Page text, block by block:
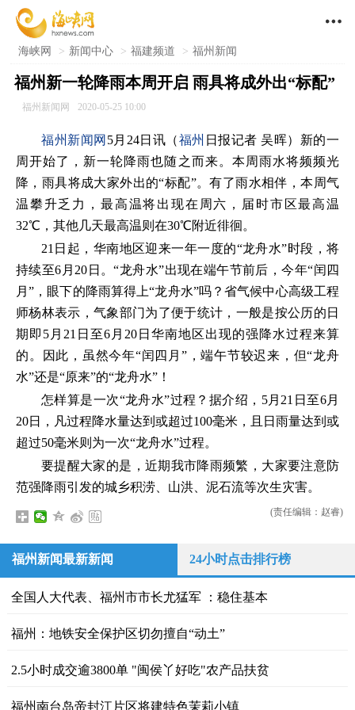

海峡网 > 新闻中心 > 福建频道 > 福州新闻
福州新一轮降雨本周开启 雨具将成外出“标配”
福州新闻网 2020-05-25 10:00
福州新闻网 5月24日讯（福州 日报记者 吴晖）新的一
周开始了，新一轮降雨也随之而来。本周雨水将频频光
降，雨具将成大家外出的“标配”。有了雨水相伴，本周气
温攀升乏力，最高温将出现在周六，届时市区最高温
32℃，其他几天最高温则在30℃附近徘徊。
21日起，华南地区迎来一年一度的“龙舟水”时段，将
持续至6月20日。“龙舟水”出现在端午节前后，今年“闰四
月”，眼下的降雨算得上“龙舟水”吗？省气候中心高级工程
师杨林表示，气象部门为了便于统计，一般是按公历的日
期即5月21日至6月20日华南地区出现的强降水过程来算
的。因此，虽然今年“闰四月”，端午节较迟来，但“龙舟
水”还是“原来”的“龙舟水”！
怎样算是一次“龙舟水”过程？据介绍，5月21日至6月
20日，凡过程降水量达到或超过100毫米，且日雨量达到或
超过50毫米则为一次“龙舟水”过程。
要提醒大家的是，近期我市降雨频繁，大家要注意防
范强降雨引发的城乡积涝、山洪、泥石流等次生灾害。
(责任编辑：赵睿)
福州新闻最新新闻 24小时点击排行榜
全国人大代表、福州市市长尤猛军 ：稳住基本
福州：地铁安全保护区切勿擅自“动土”
2.5小时成交逾3800单 "闽侯丫好吃"农产品扶贫
福州南台岛帝封江片区将建特色茉莉小镇